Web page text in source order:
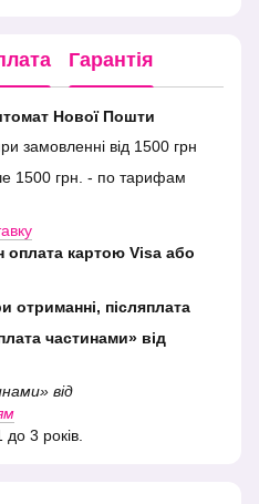
Гарантія
Нової Пошти
замовленні від 1500 грн
1500 грн. - по тарифам
оплата картою Visa або
отриманні, післяплата
частинами» від
від
до 3 років.